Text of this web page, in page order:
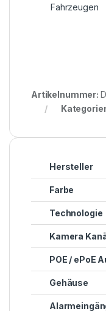
Fahrzeugen
Artikelnummer:
Hersteller
Farbe
Technologie
Kamera
POE / ePoE
Gehäuse